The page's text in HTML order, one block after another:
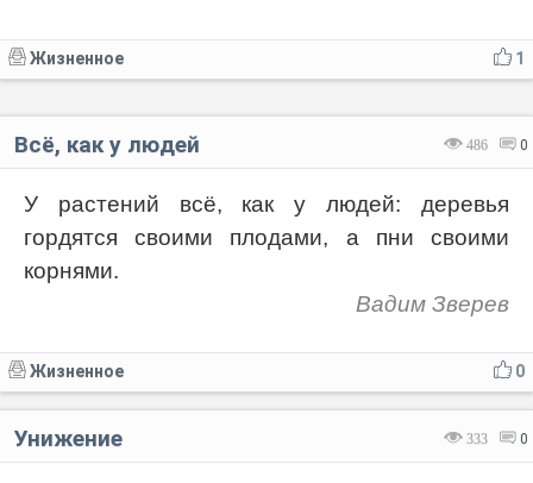
1
Жизненное
486 0
Всё, как у людей
У растений всё, как у людей: деревья
гордятся своими плодами, а пни своими
корнями.
Вадим Зверев
0
Жизненное
333 0
Унижение